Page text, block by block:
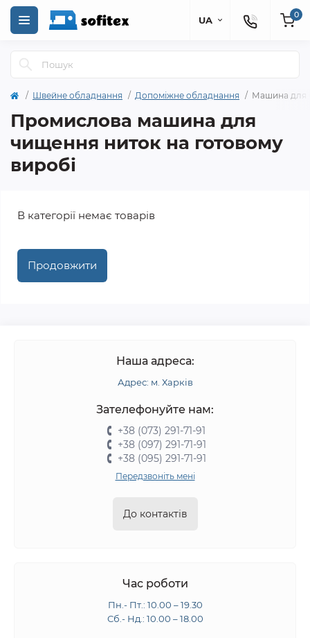
UA 0
Швейне обладнання Допоміжне обладнання Машина для
Промислова машина для
чищення ниток на готовому
виробі
В категорії немає товарів
Продовжити
Наша адреса:
Адрес: м. Харків
Зателефонуйте нам:
+38 (073) 291-71-91
+38 (097) 291-71-91
+38 (095) 291-71-91
Передзвоніть мені
До контактів
Час роботи
Пн.- Пт.: 10.00 – 19.30
Сб.- Нд.: 10.00 – 18.00